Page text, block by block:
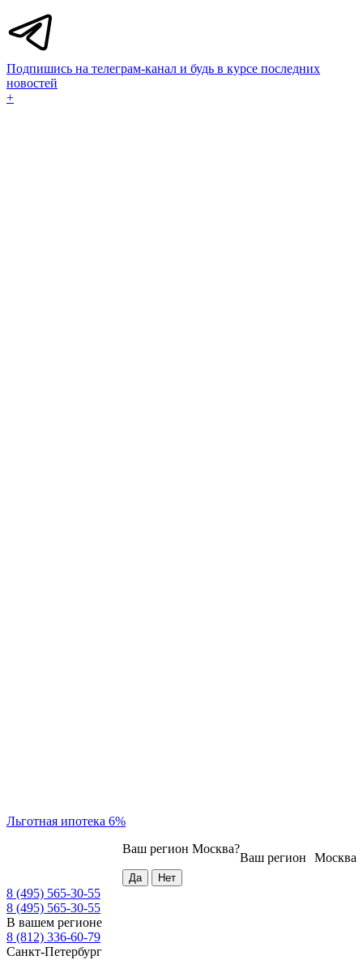
Подпишись на телеграм-канал и будь в курсе последних
новостей
+
Льготная ипотека 6%
Москва
Ваш регион
Ваш регион Москва?
8 (495) 565-30-55
8 (495) 565-30-55
В вашем регионе
8 (812) 336-60-79
Санкт-Петербург